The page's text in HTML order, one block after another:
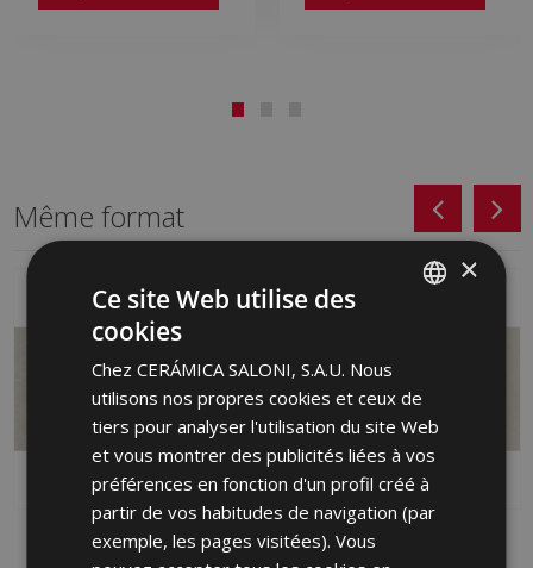
Même format
MOVE GRIS (PB) 31 X
MOVE MARFIL (PB) 31 X
61
ENGLISH
GERMAN
PORTUGUESE
×
Ce site Web utilise des
cookies
Chez CERÁMICA SALONI, S.A.U. Nous
utilisons nos propres cookies et ceux de
tiers pour analyser l'utilisation du site Web
et vous montrer des publicités liées à vos
préférences en fonction d'un profil créé à
partir de vos habitudes de navigation (par
exemple, les pages visitées). Vous